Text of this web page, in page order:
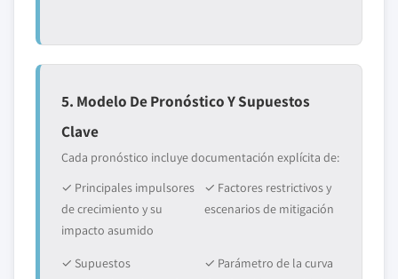
5. Modelo De Pronóstico Y Supuestos
Clave
Cada pronóstico incluye documentación explícita de:
✓ Principales impulsores
de crecimiento y su
impacto asumido
✓ Factores restrictivos y
escenarios de mitigación
✓ Supuestos
✓ Parámetro de la curva